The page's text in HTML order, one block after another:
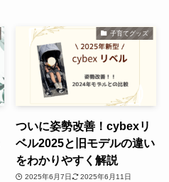
子育てグッズ
ついに姿勢改善！cybexリ
ベル2025と旧モデルの違い
をわかりやすく解説
2025年6月7日 2025年6月11日